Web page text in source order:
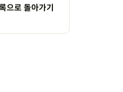
으로 돌아가기